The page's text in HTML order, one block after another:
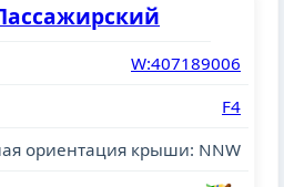
W:407189006
F4
ориентация крыши: NNW